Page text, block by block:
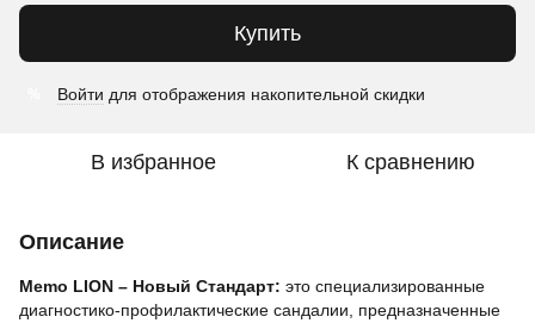
Купить
Войти для отображения накопительной скидки
В избранное К сравнению
Описание
Memo LION – Новый Стандарт: это специализированные
диагностико-профилактические сандалии, предназначенные